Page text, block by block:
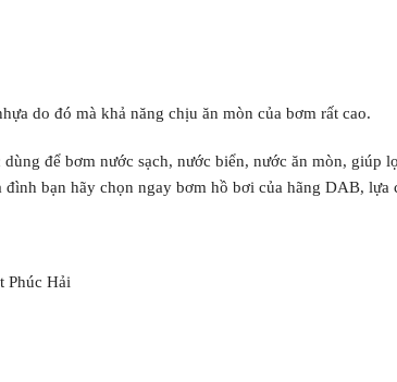
do đó mà khả năng chịu ăn mòn của bơm rất cao.
để bơm nước sạch, nước biển, nước ăn mòn, giúp
bạn hãy chọn ngay bơm hồ bơi của hãng DAB,
Phúc Hải